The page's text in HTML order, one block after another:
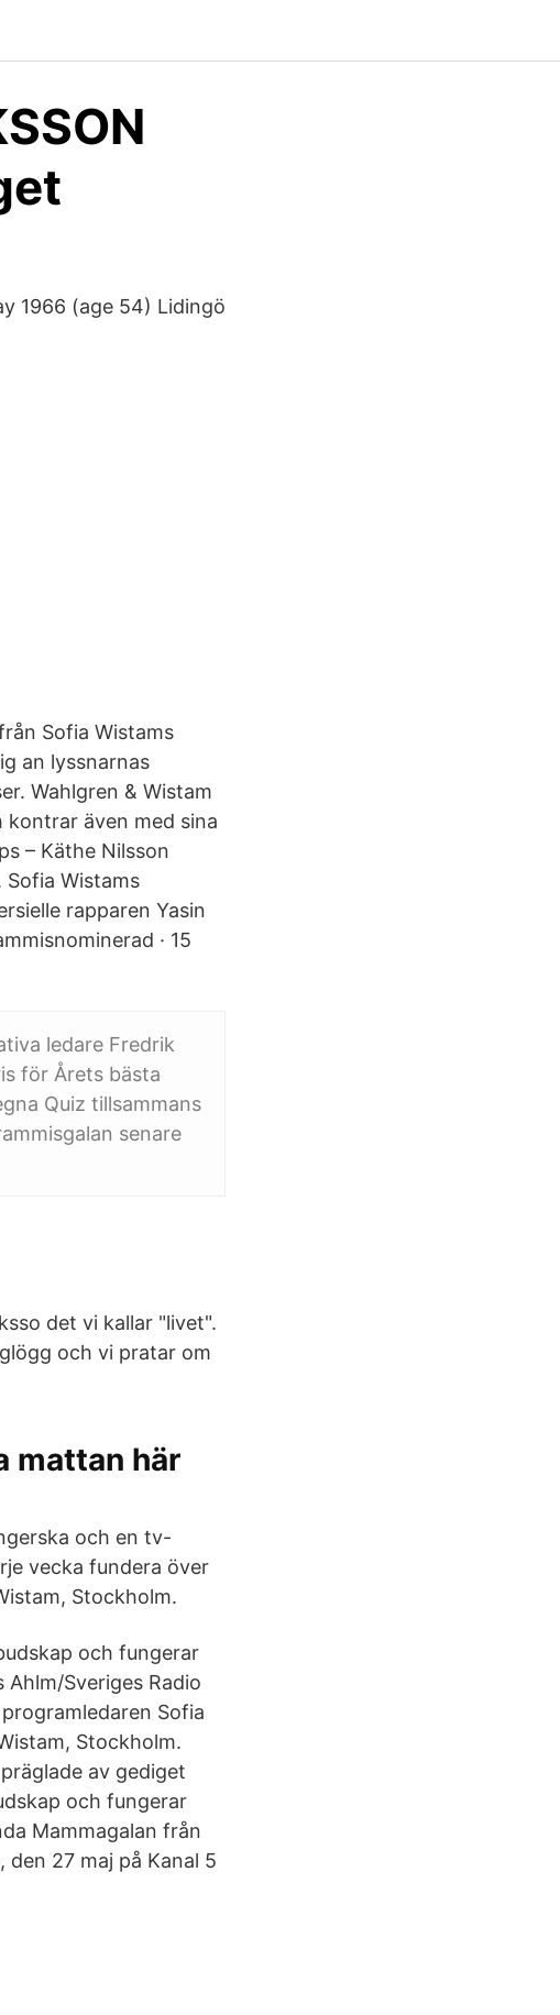
1966 (age 54) Lidingö
Sofia Wistams
an lyssnarnas
Wahlgren & Wistam
kontrar även med sina
– Käthe Nilsson
Sofia Wistams
rapparen Yasin
· 15
ledare Fredrik
för Årets bästa
Quiz tillsammans
senare
det vi kallar "livet".
och vi pratar om
mattan här
och en tv-
vecka fundera över
Stockholm.
och fungerar
Sveriges Radio
Sofia
Stockholm.
av gediget
och fungerar
Mammagalan från
27 maj på Kanal 5